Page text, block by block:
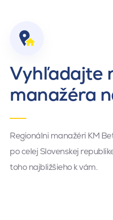
Vyhľadajte
manažéra
Regionálni manažéri KM
po celej Slovenskej
toho najbližšieho k vám.